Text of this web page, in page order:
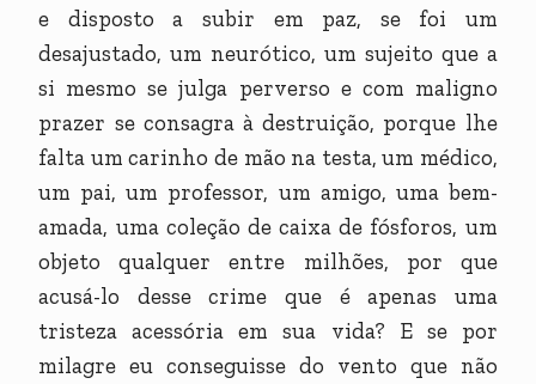
e disposto a subir em paz, se foi um
desajustado, um neurótico, um sujeito que a
si mesmo se julga perverso e com maligno
prazer se consagra à destruição, porque lhe
falta um carinho de mão na testa, um médico,
um pai, um professor, um amigo, uma bem-
amada, uma coleção de caixa de fósforos, um
objeto qualquer entre milhões, por que
acusá-lo desse crime que é apenas uma
tristeza acessória em sua vida? E se por
milagre eu conseguisse do vento que não